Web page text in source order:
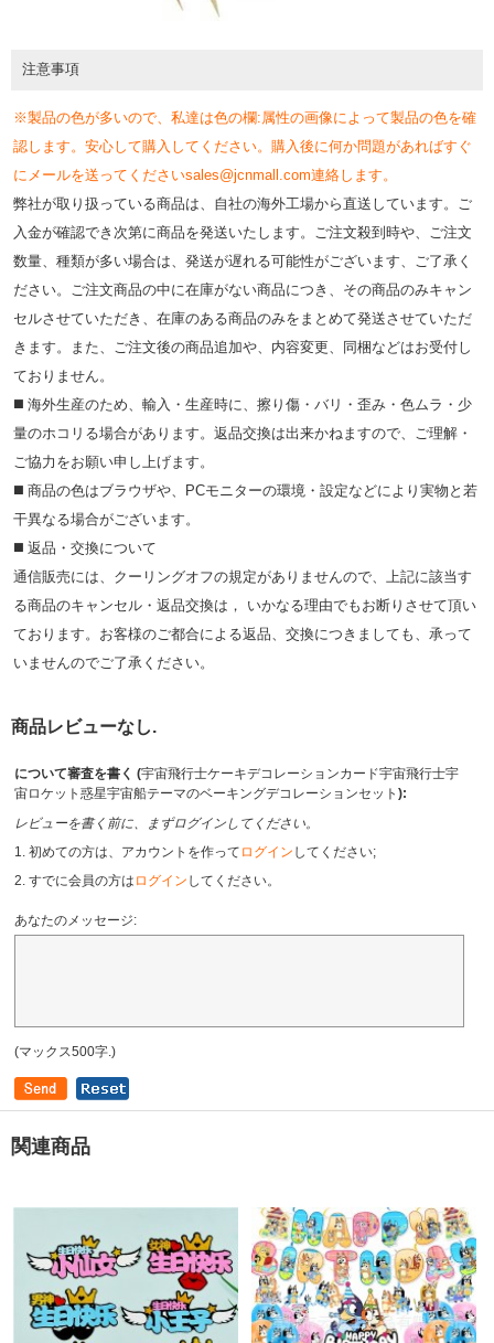
注意事項
※製品の色が多いので、私達は色の欄:属性の画像によって製品の色を確
認します。安心して購入してください。購入後に何か問題があればすぐ
にメールを送ってくださいsales@jcnmall.com連絡します。
弊社が取り扱っている商品は、自社の海外工場から直送しています。ご
入金が確認でき次第に商品を発送いたします。ご注文殺到時や、ご注文
数量、種類が多い場合は、発送が遅れる可能性がございます、ご了承く
ださい。ご注文商品の中に在庫がない商品につき、その商品のみキャン
セルさせていただき、在庫のある商品のみをまとめて発送させていただ
きます。また、ご注文後の商品追加や、内容変更、同梱などはお受付し
ておりません。
◼️ 海外⽣産のため、輸⼊・⽣産時に、擦り傷・バリ・歪み・色ムラ・少
量のホコリる場合があります。返品交換は出来かねますので、ご理解・
ご協⼒をお願い申し上げます。
◼️ 商品の⾊はブラウザや、PCモニターの環境・設定などにより実物と若
⼲異なる場合がございます。
◼️ 返品・交換について
通信販売には、クーリングオフの規定がありませんので、上記に該当す
る商品のキャンセル・返品交換は， いかなる理由でもお断りさせて頂い
ております。お客様のご都合による返品、交換につきましても、承って
いませんのでご了承ください。
商品レビューなし.
について審査を書く (宇宙飛行士ケーキデコレーションカード宇宙飛行士宇
宙ロケット惑星宇宙船テーマのベーキングデコレーションセット ):
レビューを書く前に、まずログインしてください。
1. 初めての方は、アカウントを作って ログイン してください;
2. すでに会員の方は ログイン してください。
あなたのメッセージ:
(マックス500字.)
関連商品